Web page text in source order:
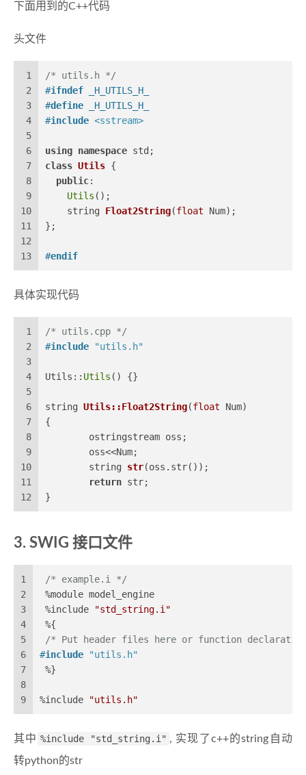
下面用到的C++代码
头文件
1
2
3
4
5
6
7
8
9
10
11
12
13
/* utils.h */
#ifndef _H_UTILS_H_
#define _H_UTILS_H_
#include <sstream>
using namespace std;
class Utils {
public:
Utils ();
string Float2String(float Num) ;
};
#endif
具体实现代码
1
2
3
4
5
6
7
8
9
10
11
12
/* utils.cpp */
#include "utils.h"
Utils:: Utils () {}
string Utils::Float2String(float Num)
{
	ostringstream oss;
	oss<<Num;
string str(oss.str()) ;
return str;
}
SWIG 接口文件
1
2
3
4
5
6
7
8
9
/* example.i */
%module model_engine
%include
"std_string.i"
%{
/* Put header files here or function
#include
"utils.h"
%}
%include "utils.h"
其中 %include "std_string.i" , 实现了c++的string自动
转python的str